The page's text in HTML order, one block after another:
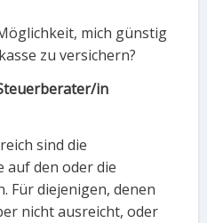
mich günstig
zu versichern?
in
sind die
auf den oder die
Für diejenigen, denen
nicht ausreicht, oder